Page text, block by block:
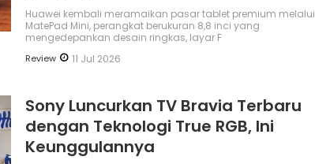
Huawei kembali meramaikan pasar tablet premium melalui
MatePad Mini, perangkat berukuran 8,8 inci yang
mengedepankan desain ringkas, layar F
Review 11 Jul 2026
Sony Luncurkan TV Bravia Terbaru
dengan Teknologi True RGB, Ini
Keunggulannya